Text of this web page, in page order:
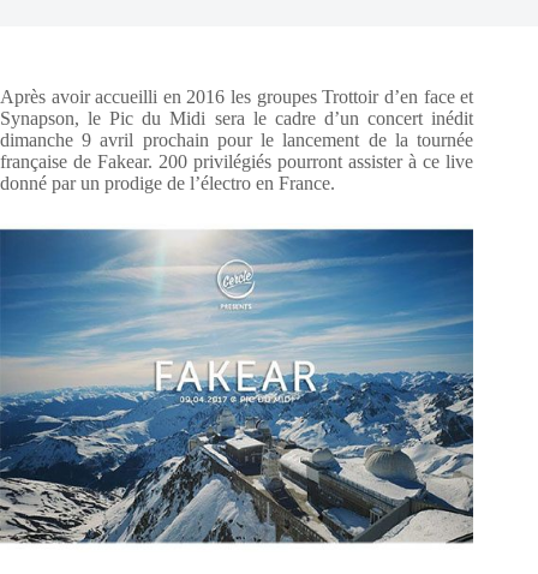
Après avoir accueilli en 2016 les groupes Trottoir d’en face et
Synapson, le Pic du Midi sera le cadre d’un concert inédit
dimanche 9 avril prochain pour le lancement de la tournée
française de Fakear. 200 privilégiés pourront assister à ce live
donné par un prodige de l’électro en France.